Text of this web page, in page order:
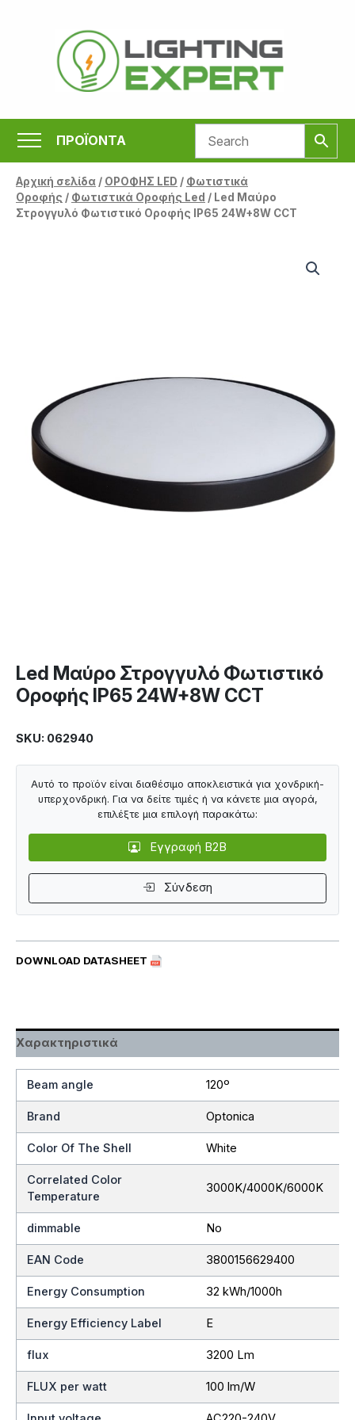
περιεχόμενο
ΠΡΟΪΟΝΤΑ
Αρχική σελίδα/ ΟΡΟΦΗΣ LED / Φωτιστικά
Οροφής / Φωτιστικά Οροφής Led / Led Μαύρο
Στρογγυλό Φωτιστικό Οροφής IP65 24W+8W CCT
Led Μαύρο Στρογγυλό Φωτιστικό
Οροφής IP65 24W+8W CCT
SKU: 062940
DOWNLOAD DATASHEET
Αυτό το προϊόν είναι διαθέσιμο αποκλειστικά για χονδρική-
υπερχονδρική. Για να δείτε τιμές ή να κάνετε μια αγορά,
επιλέξτε μια επιλογή παρακάτω:
Εγγραφή B2B
Σύνδεση
Χαρακτηριστικά
Beam angle 120º
Brand Optonica
Color Of The Shell White
Correlated Color
Temperature
3000K/4000K/6000K
dimmable No
EAN Code 3800156629400
Energy Consumption 32 kWh/1000h
Energy Efficiency Label E
flux 3200 Lm
FLUX per watt 100 lm/W